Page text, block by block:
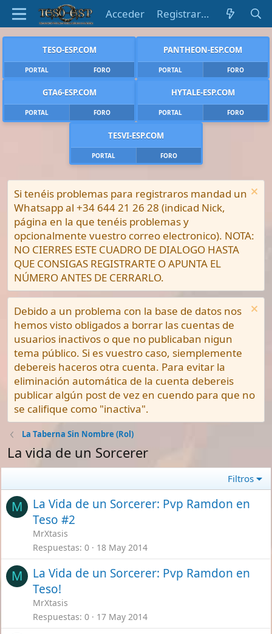
Acceder Registrarse
TESO-ESP.COM
PORTAL FORO
PANTHEON-ESP.COM
PORTAL FORO
GTA6-ESP.COM
PORTAL FORO
HYTALE-ESP.COM
PORTAL FORO
TESVI-ESP.COM
PORTAL FORO
Si tenéis problemas para registraros mandad un
Whatsapp al +34 644 21 26 28 (indicad Nick,
página en la que tenéis problemas y
opcionalmente vuestro correo electronico). NOTA:
NO CIERRES ESTE CUADRO DE DIALOGO HASTA
QUE CONSIGAS REGISTRARTE O APUNTA EL
NÚMERO ANTES DE CERRARLO.
Debido a un problema con la base de datos nos
hemos visto obligados a borrar las cuentas de
usuarios inactivos o que no publicaban nigun
tema público. Si es vuestro caso, siemplemente
debereis haceros otra cuenta. Para evitar la
eliminación automática de la cuenta debereis
publicar algún post de vez en cuendo para que no
se califique como "inactiva".
La Taberna Sin Nombre (Rol)
La vida de un Sorcerer
Filtros
M
La Vida de un Sorcerer: Pvp Ramdon en
Teso #2
MrXtasis
Respuestas 0 18 May 2014
M
La Vida de un Sorcerer: Pvp Ramdon en
Teso!
MrXtasis
Respuestas 0 17 May 2014